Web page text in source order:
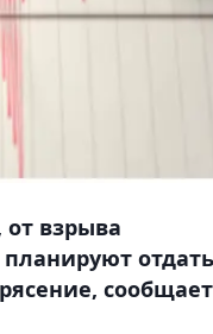
взрыва
планируют отдать
сообщает